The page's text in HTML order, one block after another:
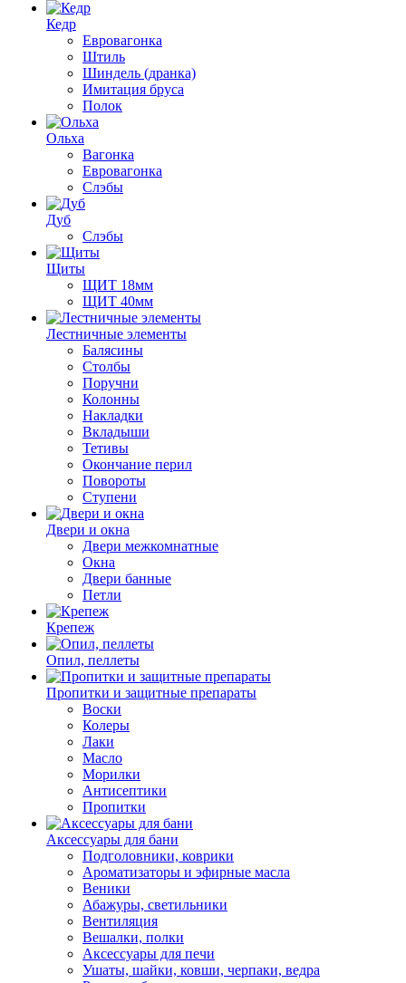
Кедр
Евровагонка
Штиль
Шиндель (дранка)
Имитация бруса
Полок
Ольха
Вагонка
Евровагонка
Слэбы
Дуб
Слэбы
Щиты
ЩИТ 18мм
ЩИТ 40мм
Лестничные элементы
Балясины
Столбы
Поручни
Колонны
Накладки
Вкладыши
Тетивы
Окончание перил
Повороты
Ступени
Двери и окна
Двери межкомнатные
Окна
Двери банные
Петли
Крепеж
Опил, пеллеты
Пропитки и защитные препараты
Воски
Колеры
Лаки
Масло
Морилки
Антисептики
Пропитки
Аксессуары для бани
Подголовники, коврики
Ароматизаторы и эфирные масла
Веники
Абажуры, светильники
Вентиляция
Вешалки, полки
Аксессуары для печи
Ушаты, шайки, ковши, черпаки, ведра